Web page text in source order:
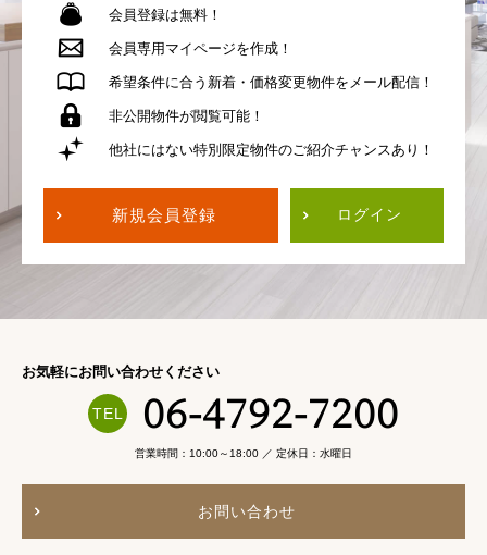
会員登録は無料！
会員専用マイページを作成！
希望条件に合う 新着・価格変更物件を メール配信！
非公開物件が閲覧可能！
他社にはない特別限定物件のご紹介チャンスあり！
新規会員登録 ログイン
お気軽にお問い合わせください
06-4792-7200
営業時間：10:00～18:00 ／ 定休日：水曜日
お問い合わせ